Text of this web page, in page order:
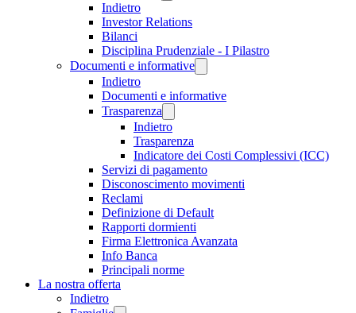
Indietro
Investor Relations
Bilanci
Disciplina Prudenziale - I Pilastro
Documenti e informative
Indietro
Documenti e informative
Trasparenza
Indietro
Trasparenza
Indicatore dei Costi Complessivi (ICC)
Servizi di pagamento
Disconoscimento movimenti
Reclami
Definizione di Default
Rapporti dormienti
Firma Elettronica Avanzata
Info Banca
Principali norme
La nostra offerta
Indietro